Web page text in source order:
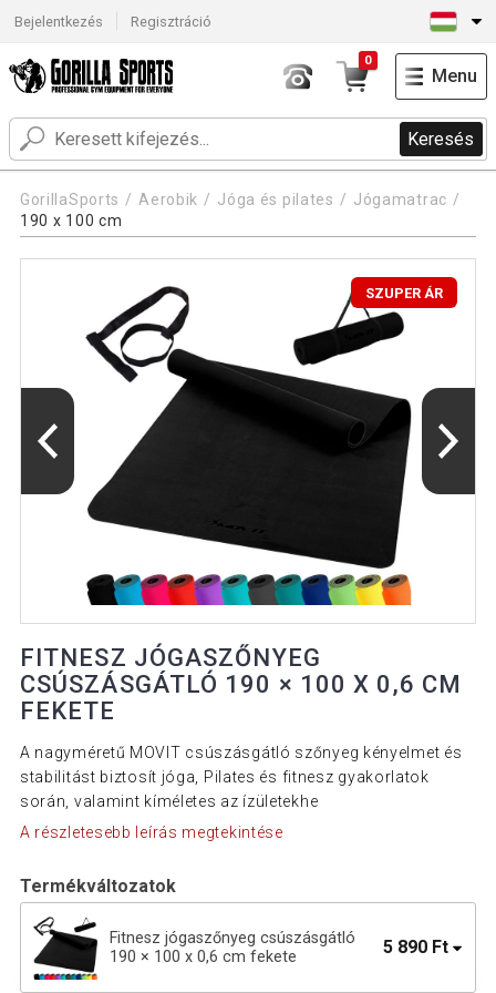
Bejelentkezés Regisztráció
Keresés
0
Menu
GorillaSports Aerobik Jóga és pilates
Jógamatrac
190 x 100 cm
SZUPER ÁR
FITNESZ JÓGASZŐNYEG
CSÚSZÁSGÁTLÓ 190 × 100 X 0,6 CM
FEKETE
A nagyméretű MOVIT csúszásgátló szőnyeg kényelmet és
stabilitást biztosít jóga, Pilates és fitnesz gyakorlatok
során, valamint kíméletes az ízületekhe
A részletesebb leírás megtekintése
Termékváltozatok
Fitnesz jógaszőnyeg csúszásgátló
190 × 100 x 0,6 cm fekete
5 890 Ft